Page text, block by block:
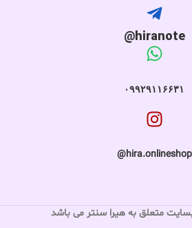
hiranote@
۰۹۹۲۹۱۱۶۶۳۱
hira.onlineshop@
متعلق به هیرا سنتر می باشد